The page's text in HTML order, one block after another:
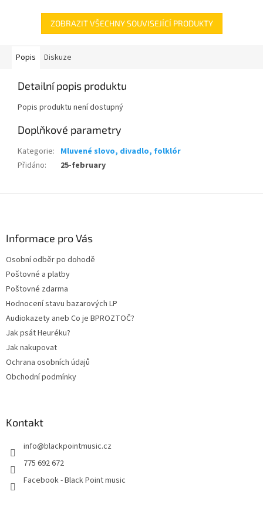
ZOBRAZIT VŠECHNY SOUVISEJÍCÍ PRODUKTY
Popis Diskuze
Detailní popis produktu
Popis produktu není dostupný
Doplňkové parametry
Kategorie: Mluvené slovo, divadlo, folklór
Přidáno: 25-february
Informace pro Vás
Osobní odběr po dohodě
Poštovné a platby
Poštovné zdarma
Hodnocení stavu bazarových LP
Audiokazety aneb Co je BPROZTOČ?
Jak psát Heuréku?
Jak nakupovat
Ochrana osobních údajů
Obchodní podmínky
Kontakt
info@blackpointmusic.cz
775 692 672
Facebook - Black Point music